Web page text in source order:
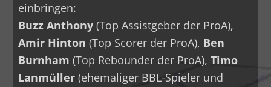
einbringen:
Buzz Anthony(Top Assistgeber der ProA),
Amir Hinton (Top Scorer der ProA), Ben
Burnham (Top Rebounder der ProA), Timo
Lanmüller(ehemaliger BBL-Spieler und